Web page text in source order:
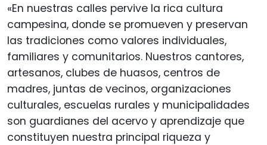
«En nuestras calles pervive la rica cultura
campesina, donde se promueven y preservan
las tradiciones como valores individuales,
familiares y comunitarios. Nuestros cantores,
artesanos, clubes de huasos, centros de
madres, juntas de vecinos, organizaciones
culturales, escuelas rurales y municipalidades
son guardianes del acervo y aprendizaje que
constituyen nuestra principal riqueza y